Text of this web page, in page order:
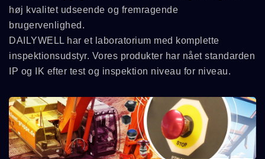
høj kvalitet udseende og fremragende
brugervenlighed.
DAILYWELL har et laboratorium med komplette
inspektionsudstyr. Vores produkter har nået standarden
IP og IK efter test og inspektion niveau for niveau.